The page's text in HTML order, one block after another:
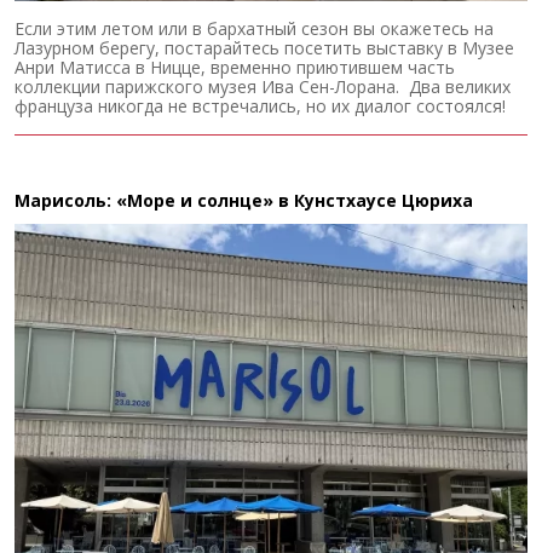
Если этим летом или в бархатный сезон вы окажетесь на
Лазурном берегу, постарайтесь посетить выставку в Музее
Анри Матисса в Ницце, временно приютившем часть
коллекции парижского музея Ива Сен-Лорана. Два великих
француза никогда не встречались, но их диалог состоялся!
Марисоль: «Море и солнце» в Кунстхаусе Цюриха